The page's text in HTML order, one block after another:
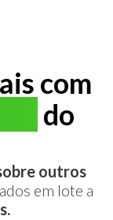
com
do
outros
em lote a